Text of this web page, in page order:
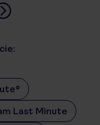
Last Minute